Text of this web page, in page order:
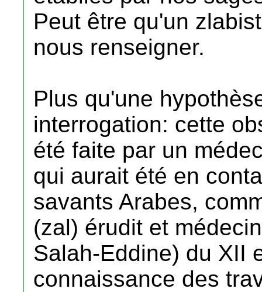
Peut être qu'un
nous renseigner.
Plus qu'une
interrogation: cette
été faite par un
qui aurait été en
savants Arabes,
(zal) érudit et
Salah-Eddine) du XII
connaissance des